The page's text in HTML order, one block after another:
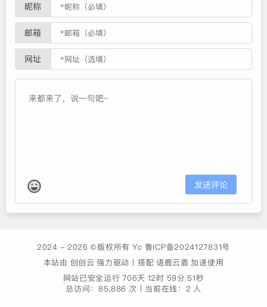
昵称
邮箱
网址
发送评论
2024 - 2026 ©版权所有 Yc 鲁ICP备2024127831号
本站由 创创云 强力驱动丨搭配 语鹿云盾加速使用
网站已安全运行706天 12时 59分 51秒
总访问： 85,886 次丨 当前在线： 2 人